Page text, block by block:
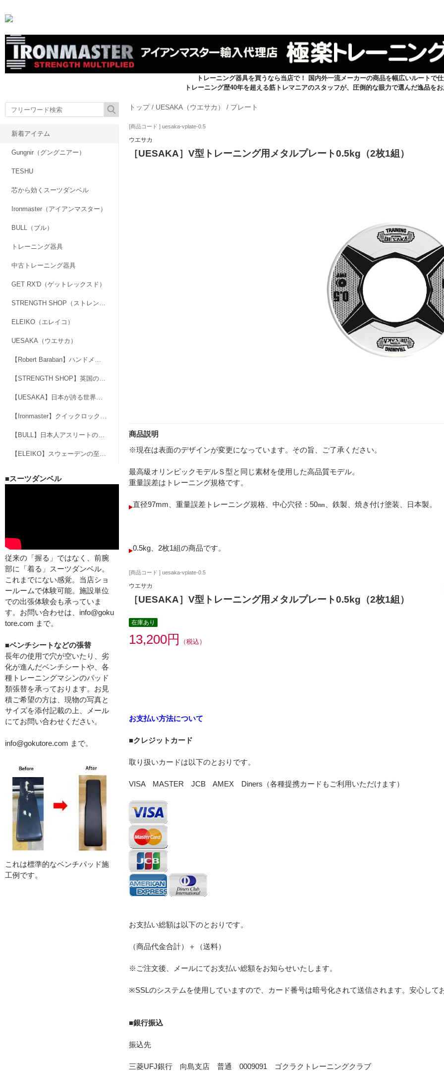
トレーニング器具を買うなら当店で！ 国内外一流メーカーの商品を幅広いルートで仕
トレーニング歴40年を超える筋トレマニアのスタッフが、圧倒的な眼力で選んだ逸品をお
新着アイテム
Gungnir（グングニアー）
TESHU
芯から効くスーツダンベル
Ironmaster（アイアンマスター）
BULL（ブル）
トレーニング器具
中古トレーニング器具
GET RX'D（ゲットレックスド）
ELEIKO（エレイコ）
UESAKA（ウエサカ）
■スーツダンベル
従来の「握る」ではなく、前腕
部に「着る」スーツダンベル。
これまでにない感覚。当店ショ
ールームで体験可能。施設単位
での出張体験会も承っていま
す。お問い合わせは、info@goku
tore.com まで。
■ベンチシートなどの張替
長年の使用で穴が空いたり、劣
化が進んだベンチシートや、各
種トレーニングマシンのパッド
類張替を承っております。お見
積ご希望の方は、現物の写真と
サイズを添付記載の上、メール
にてお問い合わせください。
info@gokutore.com まで。
これは標準的なベンチパッド施
工例です。
トップ/ UESAKA（ウエサカ） / プレート
[商品コード ] uesaka-vplate-0.5
ウエサカ
［UESAKA］V型トレーニング用メタルプレート0.5kg（2枚1組）
商品説明
※現在は表面のデザインが変更になっています。その旨、ご了承ください。
最高級オリンピックモデルＳ型と同じ素材を使用した高品質モデル。
重量誤差はトレーニング規格です。
直径97mm、重量誤差トレーニング規格、中心穴径：50㎜、鉄製、焼き付け塗装、日本製。
0.5kg、2枚1組の商品です。
[商品コード ] uesaka-vplate-0.5
ウエサカ
［UESAKA］V型トレーニング用メタルプレート0.5kg（2枚1組）
在庫あり
13,200円 （税込）
お支払い方法について
■クレジットカード
取り扱いカードは以下のとおりです。
VISA MASTER JCB AMEX Diners（各種提携カードもご利用いただけます）
お支払い総額は以下のとおりです。
（商品代金合計）＋（送料）
※ご注文後、メールにてお支払い総額をお知らせいたします。
※SSLのシステムを使用していますので、カード番号は暗号化されて送信されます。安心して
■銀行振込
振込先
三菱UFJ銀行 向島支店 普通 0009091 ゴクラクトレーニングクラブ